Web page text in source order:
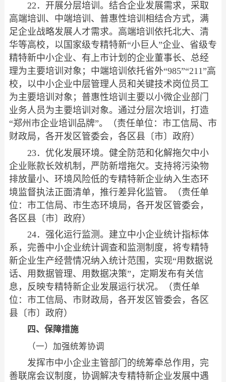
22．开展分层培训。结合企业发展需求，采取
高端培训、中端培训、普惠性培训相结合方式，满
足企业战略发展人才需求。高端培训依托北大、清
华等高校，以国家级专精特新“小巨人”企业、省级专
精特新中小企业、有上市计划的企业董事长、总经
理为主要培训对象；中端培训依托省外“985”“211”高
校，以中小企业中层管理人员和关键技术岗位员工
为主要培训对象；普惠性培训主要以小微企业部门
业务人员为主要培训对象。通过分层次培训，打造
“郑州市企业培训品牌”。（责任单位：市工信局、市
财政局，各开发区管委会，各区县〔市〕政府）
23．优化发展环境。健全防范和化解拖欠中小
企业账款长效机制，严防新增拖欠。支持将污染物
排放量小、环境风险低的专精特新企业纳入生态环
境监督执法正面清单，推行差异化监管。（责任单
位：市工信局、市生态环境局，各开发区管委会，
各区县〔市〕政府）
24．强化运行监测。建立中小企业统计指标体
系，完善中小企业统计调查和监测制度，将专精特
新企业生产经营情况纳入统计范围，实现“用数据说
话、用数据管理、用数据决策”，定期发布有关信
息，反映专精特新企业发展运行状况。（责任单
位：市工信局、市财政局，各开发区管委会，各区
县〔市〕政府）
四、保障措施
（一）加强统筹协调
发挥市中小企业主管部门的统筹牵总作用，完
善联席会议制度，协调解决专精特新企业发展中遇